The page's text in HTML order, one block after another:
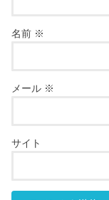
名前 ※
メール ※
サイト